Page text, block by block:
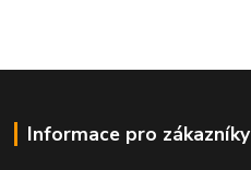
Informace pro zákazníky